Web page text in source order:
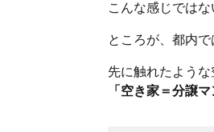
こんな感じではな
ところが、都内
先に触れたよう
「空き家＝分譲